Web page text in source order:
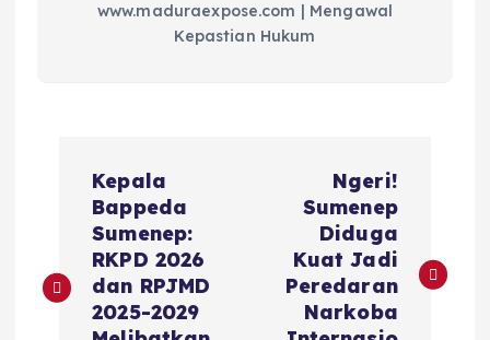
www.maduraexpose.com | Mengawal
Kepastian Hukum
v
Kepala
Bappeda
Sumenep:
RKPD 2026
dan RPJMD
2025-2029
Ngeri!
Sumenep
Diduga
Kuat Jadi
Peredaran
Narkoba